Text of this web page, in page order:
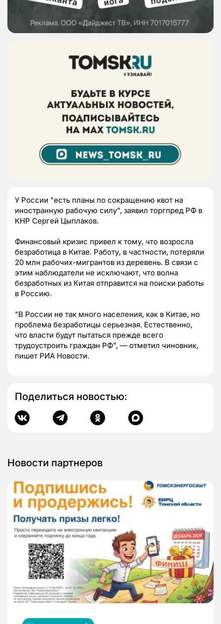
У России "есть планы по сокращению квот на
иностранную рабочую силу", заявил торгпред РФ в
КНР Сергей Цыплаков.
Финансовый кризис привел к тому, что возросла
безработица в Китае. Работу, в частности, потеряли
20 млн рабочих-мигрантов из деревень. В связи с
этим наблюдатели не исключают, что волна
безработных из Китая отправится на поиски работы
в Россию.
"В России не так много населения, как в Китае, но
проблема безработицы серьезная. Естественно,
что власти будут пытаться прежде всего
трудоустроить граждан РФ", — отметил чиновник,
пишет РИА Новости.
Поделиться новостью:
Новости партнеров